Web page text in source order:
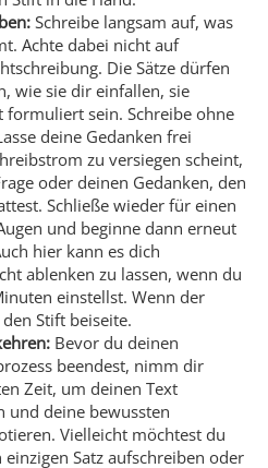
Schreibe langsam auf, was
Achte dabei nicht auf
Die Sätze dürfen
wie sie dir einfallen, sie
formuliert sein. Schreibe ohne
deine Gedanken frei
zu versiegen scheint,
oder deinen Gedanken, den
Schließe wieder für einen
und beginne dann erneut
hier kann es dich
ablenken zu lassen, wenn du
einstellst. Wenn der
Stift beiseite.
Bevor du deinen
beendest, nimm dir
Zeit, um deinen Text
und deine bewussten
Vielleicht möchtest du
Satz aufschreiben oder